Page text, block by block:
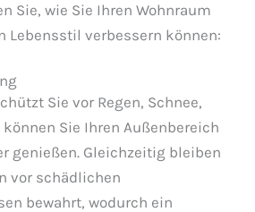
Sie, wie Sie Ihren Wohnraum
Lebensstil verbessern können:
Sie vor Regen, Schnee,
können Sie Ihren Außenbereich
genießen. Gleichzeitig bleiben
vor schädlichen
bewahrt, wodurch ein